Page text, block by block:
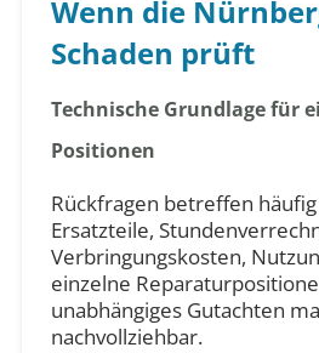
Wenn die
Schaden prüft
Technische Grundlage für
Positionen
Rückfragen betreffen
Ersatzteile,
Verbringungskosten,
einzelne
unabhängiges Gutachten
nachvollziehbar.